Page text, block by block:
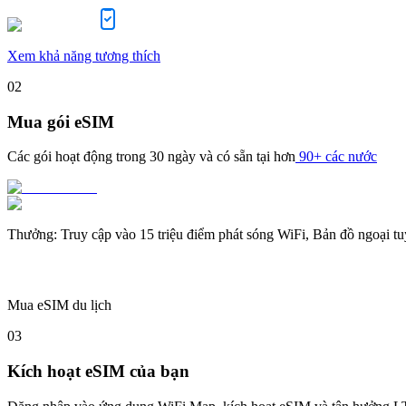
Xem khả năng tương thích
02
Mua gói eSIM
Các gói hoạt động trong 30 ngày và có sẵn tại hơn 90+ các nước
Thưởng: Truy cập vào 15 triệu điểm phát sóng WiFi, Bản đồ ngoại
Mua eSIM du lịch
03
Kích hoạt eSIM của bạn